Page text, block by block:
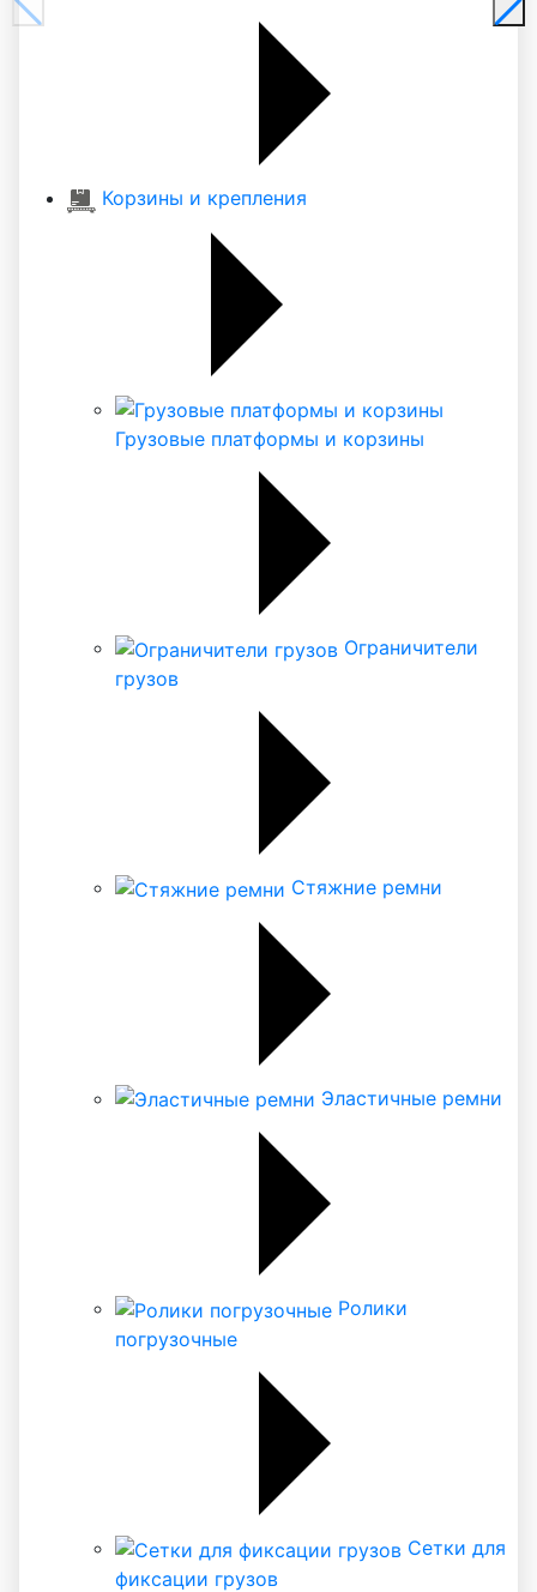
Корзины и крепления
Грузовые платформы и корзины
Ограничители
грузов
Стяжние ремни
Эластичные ремни
Ролики
погрузочные
Сетки для
фиксации грузов